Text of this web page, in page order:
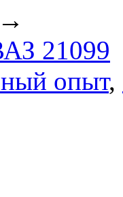
→
21099
опыт,